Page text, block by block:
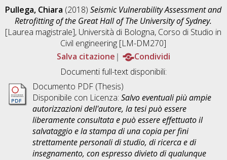
Pullega, Chiara (2018)Seismic Vulnerability Assessment and
Retrofitting of the Great Hall of The University of Sydney.
[Laurea magistrale], Università di Bologna, Corso di Studio in
Civil engineering [LM-DM270]
Salva citazione
Condividi
Documenti full-text disponibili:
Documento PDF (Thesis)
Disponibile con Licenza: Salvo eventuali più ampie
autorizzazioni dell'autore, la tesi può essere
liberamente consultata e può essere effettuato il
salvataggio e la stampa di una copia per fini
strettamente personali di studio, di ricerca e di
insegnamento, con espresso divieto di qualunque